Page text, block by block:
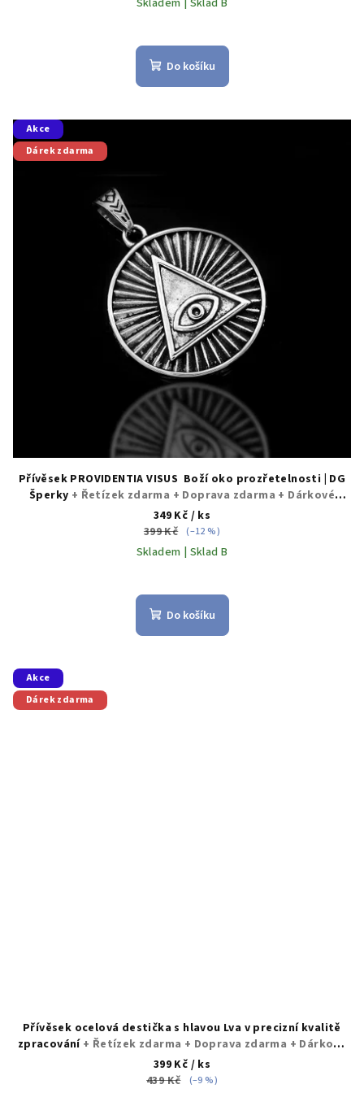
Skladem | Sklad B
Do košíku
Akce
Dárek zdarma
Přívěsek PROVIDENTIA VISUS Boží oko prozřetelnosti | DG
Šperky + Řetízek zdarma + Doprava zdarma + Dárkové
balení zdarma
349 Kč / ks
399 Kč (–12 %)
Skladem | Sklad B
Do košíku
Akce
Dárek zdarma
Přívěsek ocelová destička s hlavou Lva v precizní kvalitě
zpracování + Řetízek zdarma + Doprava zdarma + Dárkové
balení zdarma
399 Kč / ks
439 Kč
(–9 %)